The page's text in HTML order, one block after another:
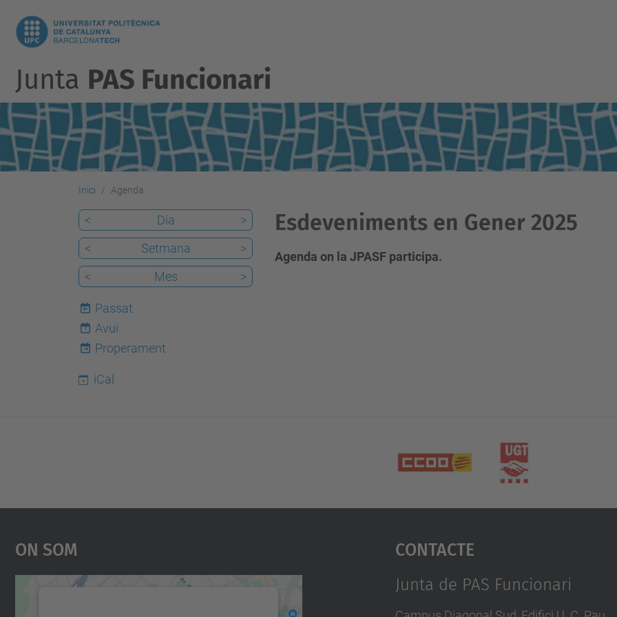
Junta PAS Funcionari
Inici Agenda
Esdeveniments en Gener 2025
Agenda on la JPASF participa.
< Dia
>
<
Setmana
>
<
Mes >
Passat
7
Avui
Properament
iCal
On Som Contacte
Junta de PAS Funcionari